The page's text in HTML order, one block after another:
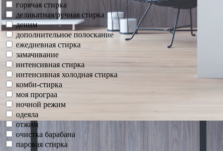
горячая стирка
деликатная/ручная стирка
деним
дополнительное полоскание
ежедневная стирка
замачивание
интенсивная стирка
интенсивная холодная стирка
комби-стирка
моя програа
ночной режим
одеяла
отжим
очистка барабана
паровая стирка